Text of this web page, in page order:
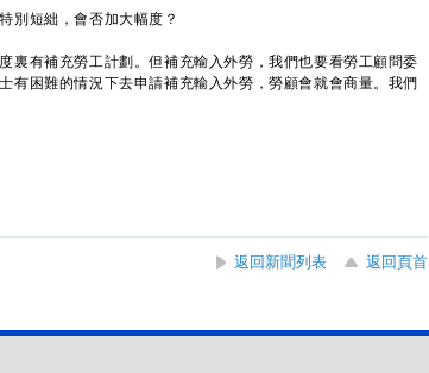
別短絀，會否加大幅度？
裏有補充勞工計劃。但補充輸入外勞，我們也要看勞工顧問委
有困難的情況下去申請補充輸入外勞，勞顧會就會商量。我們
返回新聞列表
返回頁首